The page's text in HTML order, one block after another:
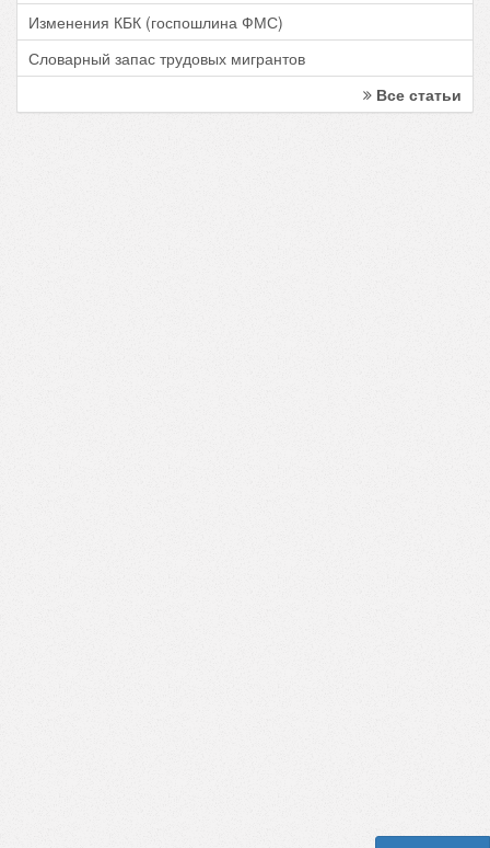
Изменения КБК (госпошлина ФМС)
Словарный запас трудовых мигрантов
Все статьи